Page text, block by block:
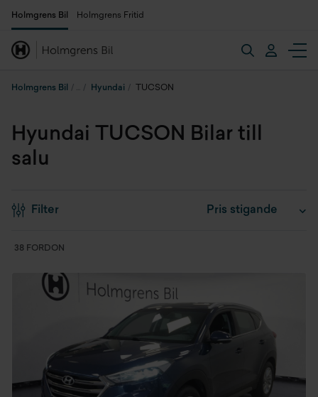
Holmgrens Bil Holmgrens Fritid
Holmgrens Bil Hyundai TUCSON
Hyundai TUCSON Bilar till
salu
Filter
38 FORDON